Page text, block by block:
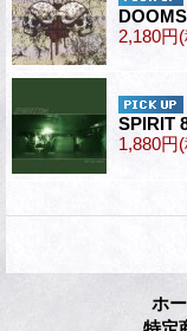
2,180円
SPIRIT
1,880円
ホ